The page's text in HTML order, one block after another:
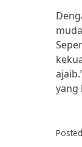
yang